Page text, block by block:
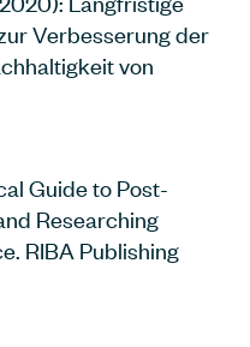
Verbesserung der
von
Guide to Post-
Researching
RIBA Publishing